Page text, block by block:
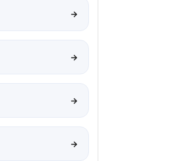
→
→
→
→